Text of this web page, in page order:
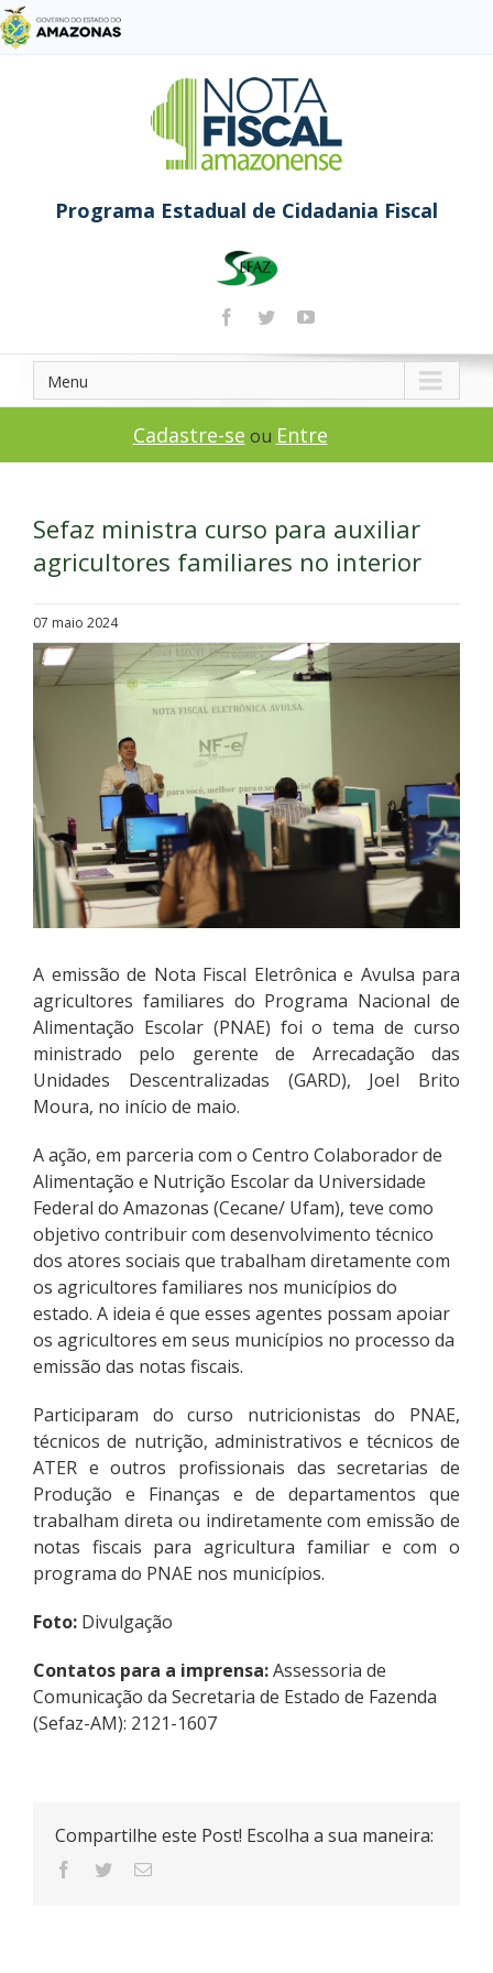
Programa Estadual de Cidadania Fiscal
Menu
Cadastre-se ou Entre
Sefaz ministra curso para auxiliar
agricultores familiares no interior
07 maio 2024
A emissão de Nota Fiscal Eletrônica e Avulsa para
agricultores familiares do Programa Nacional de
Alimentação Escolar (PNAE) foi o tema de curso
ministrado pelo gerente de Arrecadação das
Unidades Descentralizadas (GARD), Joel Brito
Moura, no início de maio.
A ação, em parceria com o Centro Colaborador de
Alimentação e Nutrição Escolar da Universidade
Federal do Amazonas (Cecane/ Ufam), teve como
objetivo contribuir com desenvolvimento técnico
dos atores sociais que trabalham diretamente com
os agricultores familiares nos municípios do
estado. A ideia é que esses agentes possam apoiar
os agricultores em seus municípios no processo da
emissão das notas fiscais.
Participaram do curso nutricionistas do PNAE,
técnicos de nutrição, administrativos e técnicos de
ATER e outros profissionais das secretarias de
Produção e Finanças e de departamentos que
trabalham direta ou indiretamente com emissão de
notas fiscais para agricultura familiar e com o
programa do PNAE nos municípios.
Foto: Divulgação
Contatos para a imprensa:Assessoria de
Comunicação da Secretaria de Estado de Fazenda
(Sefaz-AM): 2121-1607
Compartilhe este Post! Escolha a sua maneira: